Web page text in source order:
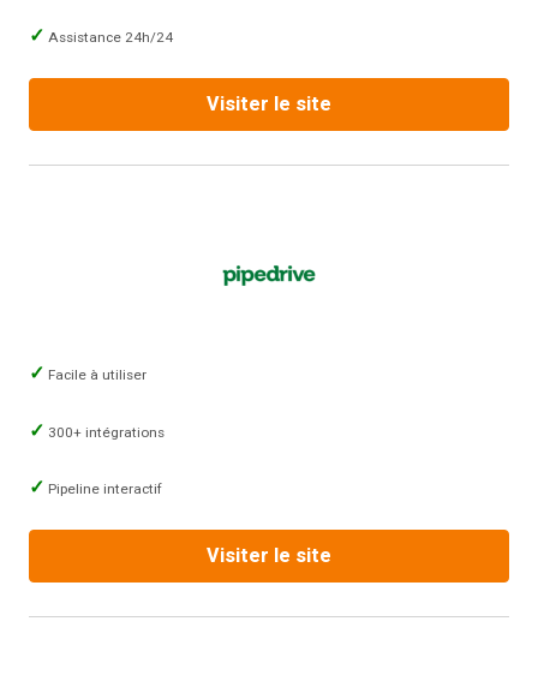
Assistance 24h/24
Visiter le site
Facile à utiliser
300+ intégrations
Pipeline interactif
Visiter le site